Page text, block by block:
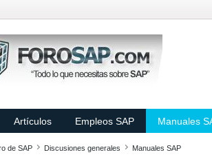
Artículos Empleos SAP Manuales
de SAP Discusiones generales Manuales SAP